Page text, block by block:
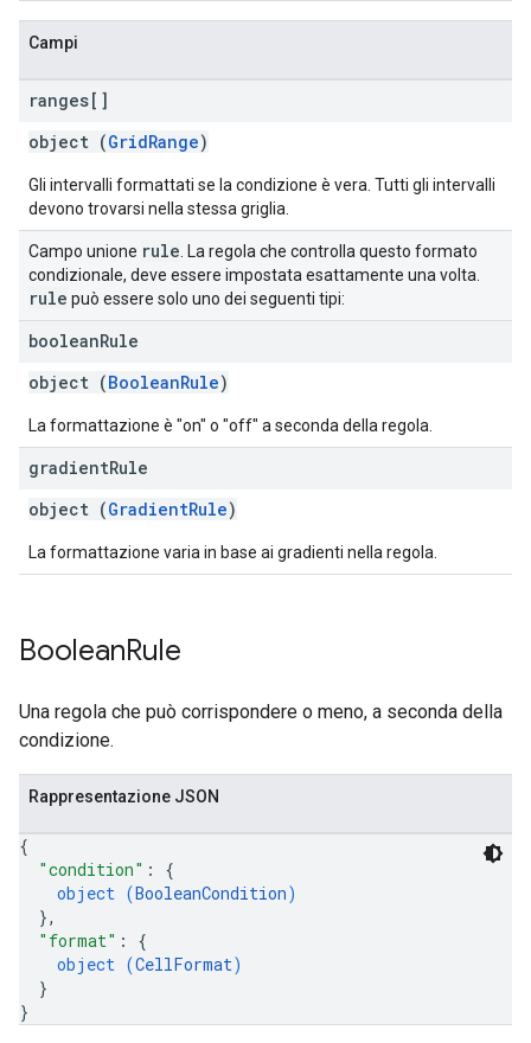
Campi
ranges[]
object (GridRange)
Gli intervalli formattati se la condizione è vera. Tutti gli intervalli
devono trovarsi nella stessa griglia.
Campo unione rule . La regola che controlla questo formato
condizionale, deve essere impostata esattamente una volta.
rule può essere solo uno dei seguenti tipi:
booleanRule
object (BooleanRule)
La formattazione è "on" o "off" a seconda della regola.
gradientRule
object (GradientRule)
La formattazione varia in base ai gradienti nella regola.
BooleanRule
Una regola che può corrispondere o meno, a seconda della
condizione.
Rappresentazione JSON
{
"condition" : {
object (BooleanCondition)
},
"format" : {
object (CellFormat)
}
}